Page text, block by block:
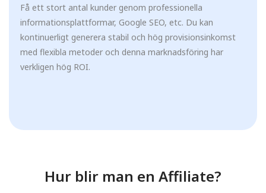
Få ett stort antal kunder genom professionella
informationsplattformar, Google SEO, etc. Du kan
kontinuerligt generera stabil och hög provisionsinkomst
med flexibla metoder och denna marknadsföring har
verkligen hög ROI.
Hur blir man en Affiliate?